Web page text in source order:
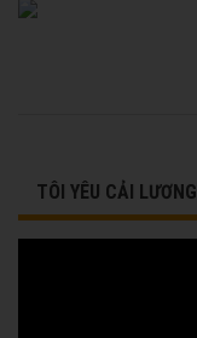
TÔI YÊU CẢI LƯƠNG